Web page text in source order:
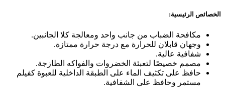
الخصائص الرئيسية:
مكافحة الضباب من جانب واحد ومعالجة كلا الجانبين.
وجهان قابلان للحرارة مع درجة حرارة ممتازة.
شفافية عالية.
مصمم خصيصًا لتعبئة الخضروات والفواكه الطازجة.
حافظ على تكثيف الماء على الطبقة الداخلية للعبوة كفيلم
مستمر وحافظ على الشفافية.